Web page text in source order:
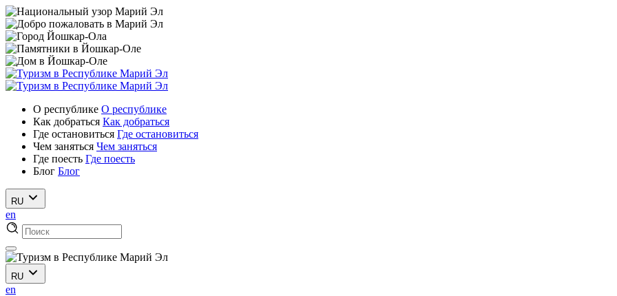
О республике О республике
Как добраться Как добраться
Где остановиться Где остановиться
Чем заняться Чем заняться
Где поесть Где поесть
Блог Блог
RU
en
RU
en